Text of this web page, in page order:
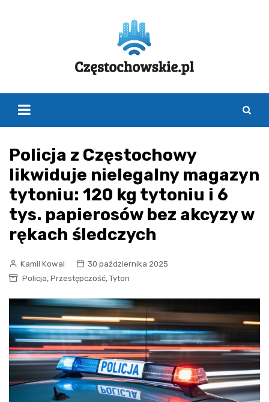
Policja z Częstochowy
likwiduje nielegalny magazyn
tytoniu: 120 kg tytoniu i 6
tys. papierosów bez akcyzy w
rękach śledczych
Kamil Kowal
30 października 2025
Policja, Przestępczość, Tyton